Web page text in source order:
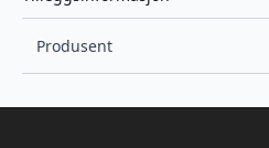
Produsent